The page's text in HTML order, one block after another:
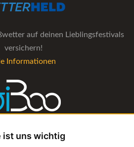
ist uns wichtig
auf deinen Lieblingsfestivals
versichern!
Informationen